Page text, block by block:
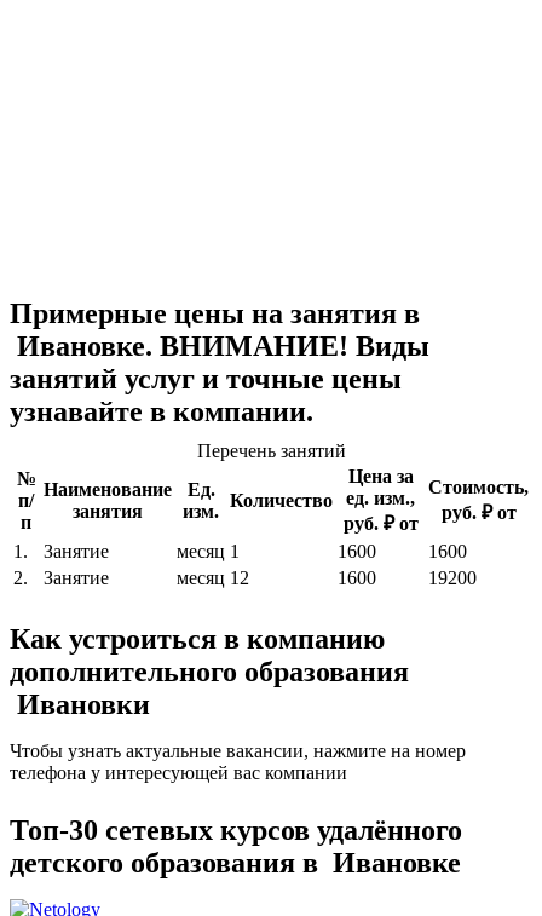
Примерные цены на занятия в
Ивановке. ВНИМАНИЕ! Виды
занятий услуг и точные цены
узнавайте в компании.
Перечень занятий
№
п/
п
Наименование
занятия
Ед.
изм.
Количество
Цена за
ед. изм.,
руб. ₽ от
Стоимость,
руб. ₽ от
1.
Занятие месяц 1 1600
1600
2.
Занятие месяц 12 1600 19200
Как устроиться в компанию
дополнительного образования
Ивановки
Чтобы узнать актуальные вакансии, нажмите на номер
телефона у интересующей вас компании
Топ-30 сетевых курсов удалённого
детского образования в Ивановке